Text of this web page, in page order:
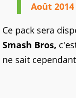
Août 2014
Ce pack sera
Smash Bros,
ne sait